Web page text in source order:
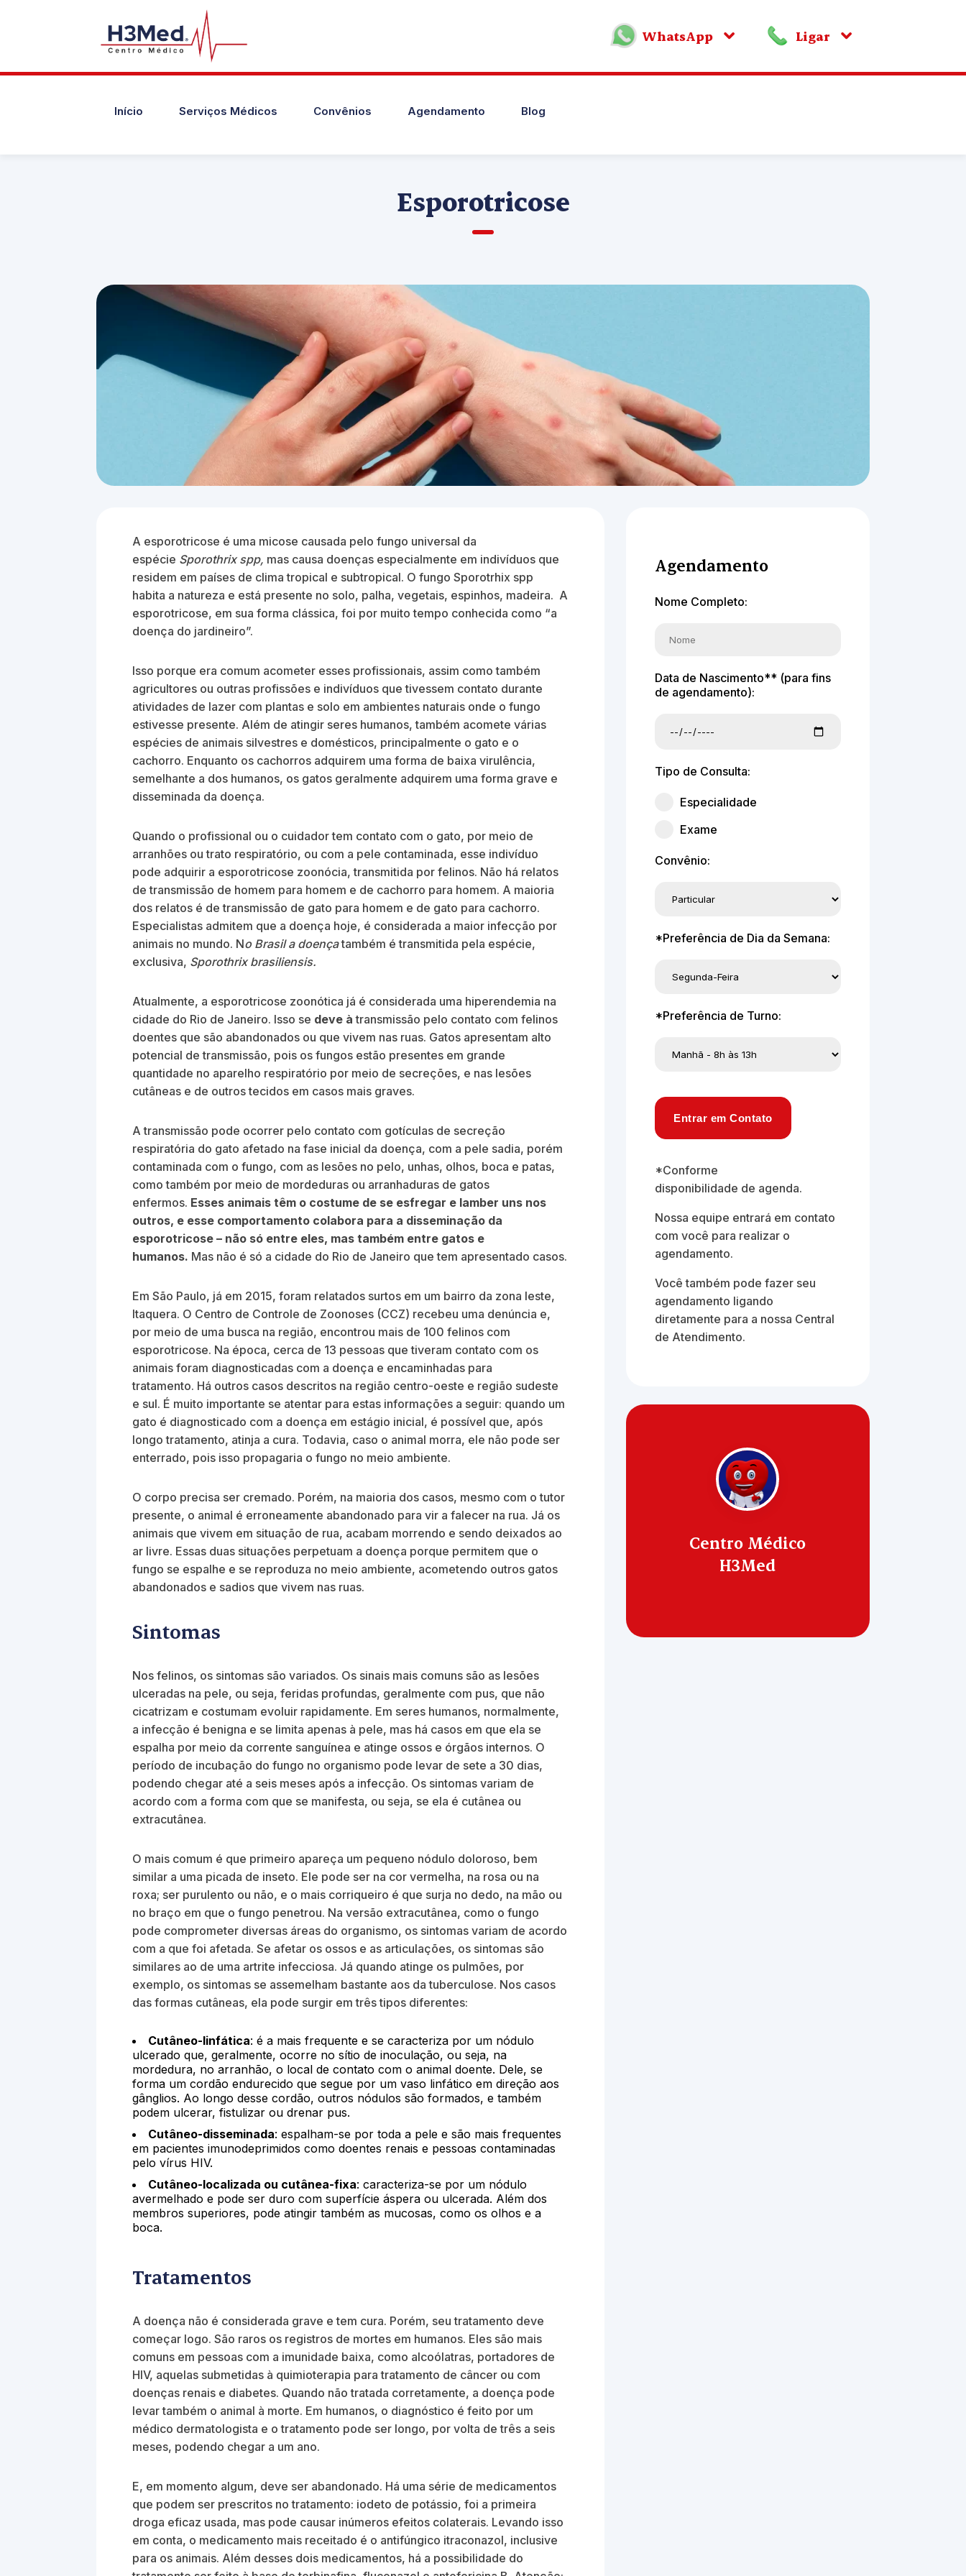
WhatsApp Ligar
Início Serviços Médicos Convênios Agendamento Blog
Esporotricose
A esporotricose é uma micose causada pelo fungo universal da
espécie Sporothrix spp, mas causa doenças especialmente em indivíduos que
residem em países de clima tropical e subtropical. O fungo Sporotrhix spp
habita a natureza e está presente no solo, palha, vegetais, espinhos, madeira. A
esporotricose, em sua forma clássica, foi por muito tempo conhecida como “a
doença do jardineiro”.
Isso porque era comum acometer esses profissionais, assim como também
agricultores ou outras profissões e indivíduos que tivessem contato durante
atividades de lazer com plantas e solo em ambientes naturais onde o fungo
estivesse presente. Além de atingir seres humanos, também acomete várias
espécies de animais silvestres e domésticos, principalmente o gato e o
cachorro. Enquanto os cachorros adquirem uma forma de baixa virulência,
semelhante a dos humanos, os gatos geralmente adquirem uma forma grave e
disseminada da doença.
Quando o profissional ou o cuidador tem contato com o gato, por meio de
arranhões ou trato respiratório, ou com a pele contaminada, esse indivíduo
pode adquirir a esporotricose zoonócia, transmitida por felinos. Não há relatos
de transmissão de homem para homem e de cachorro para homem. A maioria
dos relatos é de transmissão de gato para homem e de gato para cachorro.
Especialistas admitem que a doença hoje, é considerada a maior infecção por
animais no mundo. No Brasil a doençatambém é transmitida pela espécie,
exclusiva, Sporothrix brasiliensis.
Atualmente, a esporotricose zoonótica já é considerada uma hiperendemia na
cidade do Rio de Janeiro. Isso se deve à transmissão pelo contato com felinos
doentes que são abandonados ou que vivem nas ruas. Gatos apresentam alto
potencial de transmissão, pois os fungos estão presentes em grande
quantidade no aparelho respiratório por meio de secreções, e nas lesões
cutâneas e de outros tecidos em casos mais graves.
A transmissão pode ocorrer pelo contato com gotículas de secreção
respiratória do gato afetado na fase inicial da doença, com a pele sadia, porém
contaminada com o fungo, com as lesões no pelo, unhas, olhos, boca e patas,
como também por meio de mordeduras ou arranhaduras de gatos
enfermos. Esses animais têm o costume de se esfregar e lamber uns nos
outros, e esse comportamento colabora para a disseminação da
esporotricose – não só entre eles, mas também entre gatos e
humanos. Mas não é só a cidade do Rio de Janeiro que tem apresentado casos.
Em São Paulo, já em 2015, foram relatados surtos em um bairro da zona leste,
Itaquera. O Centro de Controle de Zoonoses (CCZ) recebeu uma denúncia e,
por meio de uma busca na região, encontrou mais de 100 felinos com
esporotricose. Na época, cerca de 13 pessoas que tiveram contato com os
animais foram diagnosticadas com a doença e encaminhadas para
tratamento. Há outros casos descritos na região centro-oeste e região sudeste
e sul. É muito importante se atentar para estas informações a seguir: quando um
gato é diagnosticado com a doença em estágio inicial, é possível que, após
longo tratamento, atinja a cura. Todavia, caso o animal morra, ele não pode ser
enterrado, pois isso propagaria o fungo no meio ambiente.
O corpo precisa ser cremado. Porém, na maioria dos casos, mesmo com o tutor
presente, o animal é erroneamente abandonado para vir a falecer na rua. Já os
animais que vivem em situação de rua, acabam morrendo e sendo deixados ao
ar livre. Essas duas situações perpetuam a doença porque permitem que o
fungo se espalhe e se reproduza no meio ambiente, acometendo outros gatos
abandonados e sadios que vivem nas ruas.
Sintomas
Nos felinos, os sintomas são variados. Os sinais mais comuns são as lesões
ulceradas na pele, ou seja, feridas profundas, geralmente com pus, que não
cicatrizam e costumam evoluir rapidamente. Em seres humanos, normalmente,
a infecção é benigna e se limita apenas à pele, mas há casos em que ela se
espalha por meio da corrente sanguínea e atinge ossos e órgãos internos. O
período de incubação do fungo no organismo pode levar de sete a 30 dias,
podendo chegar até a seis meses após a infecção. Os sintomas variam de
acordo com a forma com que se manifesta, ou seja, se ela é cutânea ou
extracutânea.
O mais comum é que primeiro apareça um pequeno nódulo doloroso, bem
similar a uma picada de inseto. Ele pode ser na cor vermelha, na rosa ou na
roxa; ser purulento ou não, e o mais corriqueiro é que surja no dedo, na mão ou
no braço em que o fungo penetrou. Na versão extracutânea, como o fungo
pode comprometer diversas áreas do organismo, os sintomas variam de acordo
com a que foi afetada. Se afetar os ossos e as articulações, os sintomas são
similares ao de uma artrite infecciosa. Já quando atinge os pulmões, por
exemplo, os sintomas se assemelham bastante aos da tuberculose. Nos casos
das formas cutâneas, ela pode surgir em três tipos diferentes:
Cutâneo-linfática: é a mais frequente e se caracteriza por um nódulo
ulcerado que, geralmente, ocorre no sítio de inoculação, ou seja, na
mordedura, no arranhão, o local de contato com o animal doente. Dele, se
forma um cordão endurecido que segue por um vaso linfático em direção aos
gânglios. Ao longo desse cordão, outros nódulos são formados, e também
podem ulcerar, fistulizar ou drenar pus.
Cutâneo-disseminada: espalham-se por toda a pele e são mais frequentes
em pacientes imunodeprimidos como doentes renais e pessoas contaminadas
pelo vírus HIV.
Cutâneo-localizada ou cutânea-fixa: caracteriza-se por um nódulo
avermelhado e pode ser duro com superfície áspera ou ulcerada. Além dos
membros superiores, pode atingir também as mucosas, como os olhos e a
boca.
Tratamentos
A doença não é considerada grave e tem cura. Porém, seu tratamento deve
começar logo. São raros os registros de mortes em humanos. Eles são mais
comuns em pessoas com a imunidade baixa, como alcoólatras, portadores de
HIV, aquelas submetidas à quimioterapia para tratamento de câncer ou com
doenças renais e diabetes. Quando não tratada corretamente, a doença pode
levar também o animal à morte. Em humanos, o diagnóstico é feito por um
médico dermatologista e o tratamento pode ser longo, por volta de três a seis
meses, podendo chegar a um ano.
E, em momento algum, deve ser abandonado. Há uma série de medicamentos
que podem ser prescritos no tratamento: iodeto de potássio, foi a primeira
droga eficaz usada, mas pode causar inúmeros efeitos colaterais. Levando isso
em conta, o medicamento mais receitado é o antifúngico itraconazol, inclusive
para os animais. Além desses dois medicamentos, há a possibilidade do
Agendamento
Nome Completo:
Data de Nascimento** (para fins
de agendamento):
Tipo de Consulta:
Especialidade
Exame
Convênio:
*Preferência de Dia da Semana:
*Preferência de Turno:
Entrar em Contato
*Conforme
disponibilidade de agenda.
Nossa equipe entrará em contato
com você para realizar o
agendamento.
Você também pode fazer seu
agendamento ligando
diretamente para a nossa Central
de Atendimento.
Centro Médico
H3Med